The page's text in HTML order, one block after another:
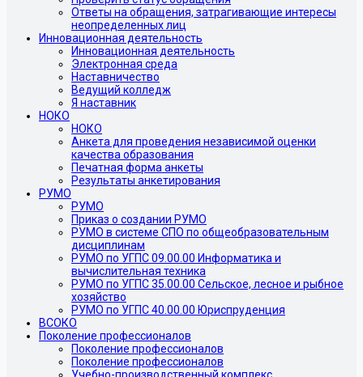
Ответы на обращения, затрагивающие интересы
неопределенных лиц
Инновационная деятельность
Инновационная деятельность
Электронная среда
Наставничество
Ведущий колледж
Я наставник
НОКО
НОКО
Анкета для проведения независимой оценки
качества образования
Печатная форма анкеты
Результаты анкетирования
РУМО
РУМО
Приказ о создании РУМО
РУМО в системе СПО по общеобразовательным
дисциплинам
РУМО по УГПС 09.00.00 Информатика и
вычислительная техника
РУМО по УГПС 35.00.00 Сельское, лесное и рыбное
хозяйство
РУМО по УГПС 40.00.00 Юриспруденция
ВСОКО
Поколение профессионалов
Поколение профессионалов
Поколение профессионалов